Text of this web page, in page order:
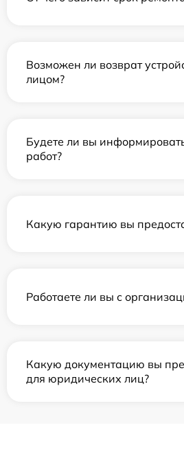
Возможен ли возврат
лицом?
Будете ли вы
работ?
Какую гарантию вы
Работаете ли вы с
Какую документацию вы
для юридических лиц?